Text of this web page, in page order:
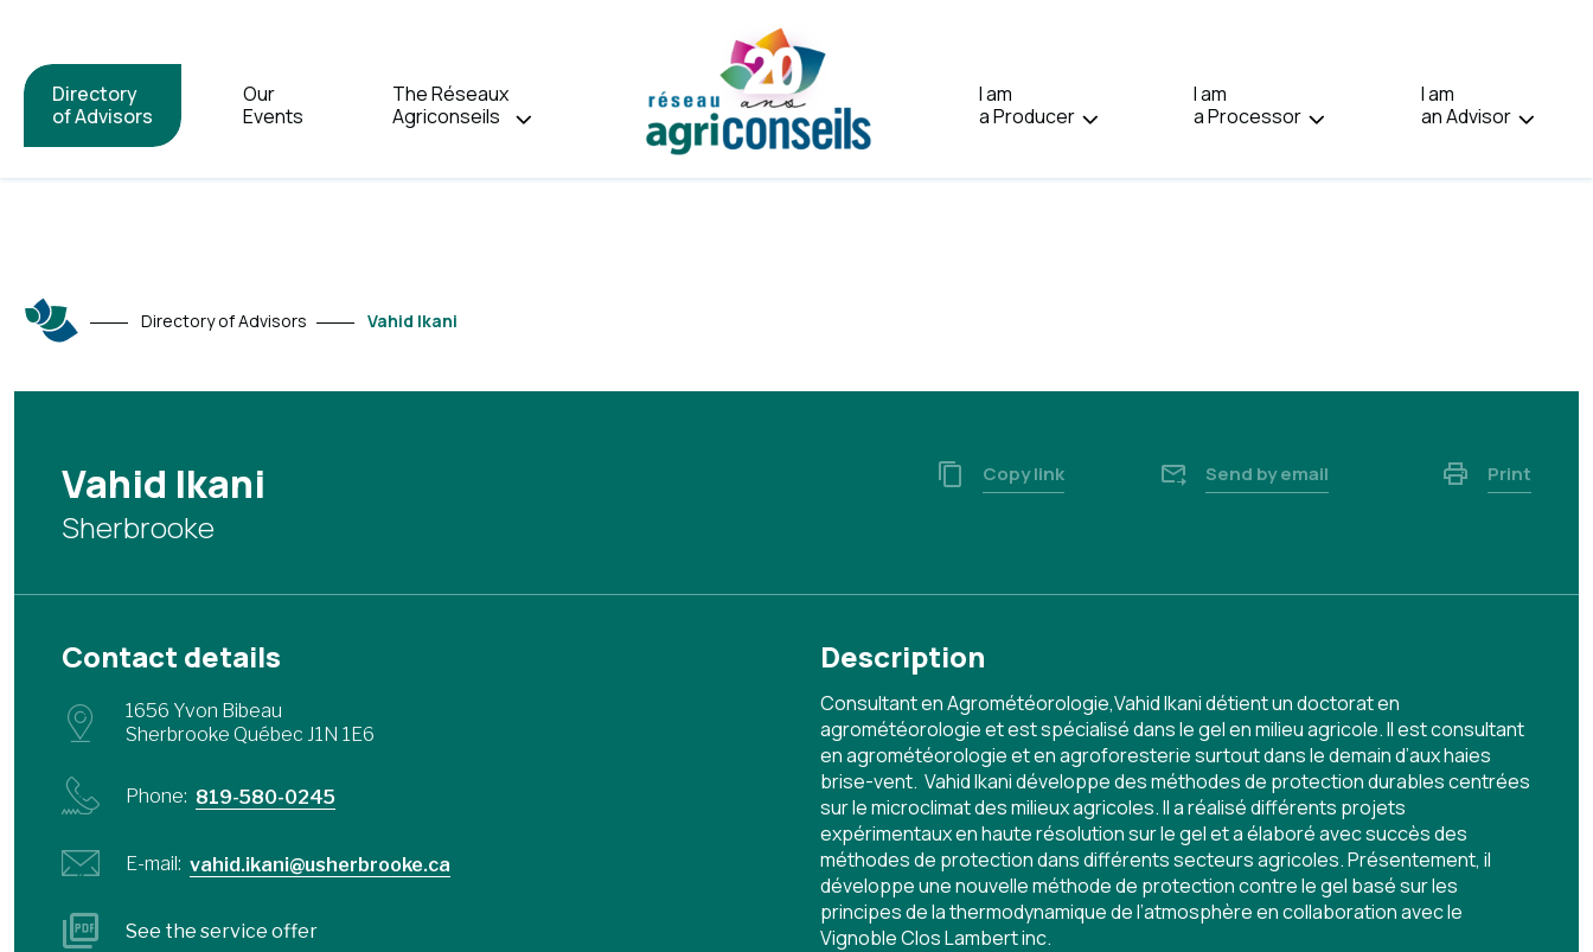
Directory
of Advisors
Our
Events
The Réseaux
Agriconseils
I am
a Producer
I am
a Processor
I am
an Advisor
Directory of Advisors Vahid Ikani
Vahid Ikani
Sherbrooke
Copy link Send by email Print
Contact details
1656 Yvon Bibeau
Sherbrooke Québec J1N 1E6
Phone: 819-580-0245
E-mail: vahid.ikani@usherbrooke.ca
See the service offer
Description
Consultant en Agrométéorologie,Vahid Ikani détient un doctorat en
agrométéorologie et est spécialisé dans le gel en milieu agricole. Il est consultant
en agrométéorologie et en agroforesterie surtout dans le demain d’aux haies
brise-vent. Vahid Ikani développe des méthodes de protection durables centrées
sur le microclimat des milieux agricoles. Il a réalisé différents projets
expérimentaux en haute résolution sur le gel et a élaboré avec succès des
méthodes de protection dans différents secteurs agricoles. Présentement, il
développe une nouvelle méthode de protection contre le gel basé sur les
principes de la thermodynamique de l’atmosphère en collaboration avec le
Vignoble Clos Lambert inc.